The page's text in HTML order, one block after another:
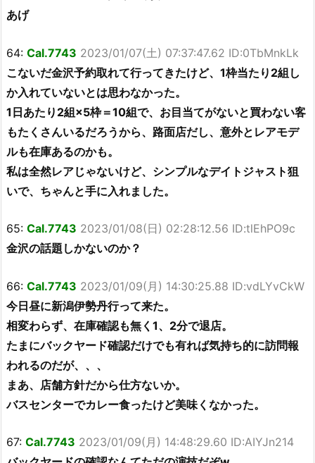
あげ
64: Cal.7743 2023/01/07(土) 07:37:47.62 ID:0TbMnkLk
こないだ金沢予約取れて行ってきたけど、1枠当たり2組し
か入れていないとは思わなかった。
1日あたり2組×5枠＝10組で、お目当てがないと買わない客
もたくさんいるだろうから、路面店だし、意外とレアモデ
ルも在庫あるのかも。
私は全然レアじゃないけど、シンプルなデイトジャスト狙
いで、ちゃんと手に入れました。
65: Cal.7743 2023/01/08(日) 02:28:12.56 ID:tlEhPO9c
金沢の話題しかないのか？
66: Cal.7743 2023/01/09(月) 14:30:25.88 ID:vdLYvCkW
今日昼に新潟伊勢丹行って来た。
相変わらず、在庫確認も無く1、2分で退店。
たまにバックヤード確認だけでも有れば気持ち的に訪問報
われるのだが、、、
まあ、店舗方針だから仕方ないか。
バスセンターでカレー食ったけど美味くなかった。
67: Cal.7743 2023/01/09(月) 14:48:29.60 ID:AIYJn214